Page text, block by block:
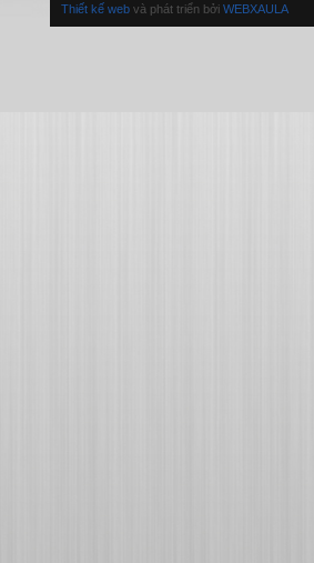
Thiết kế web và phát triển bởi WEBXAULA